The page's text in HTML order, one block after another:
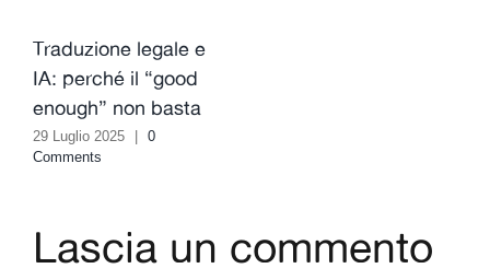
Traduzione legale e
IA: perché il “good
enough” non basta
29 Luglio 2025 | 0
Comments
Lascia un commento